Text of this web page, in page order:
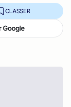
CLASSER
Google